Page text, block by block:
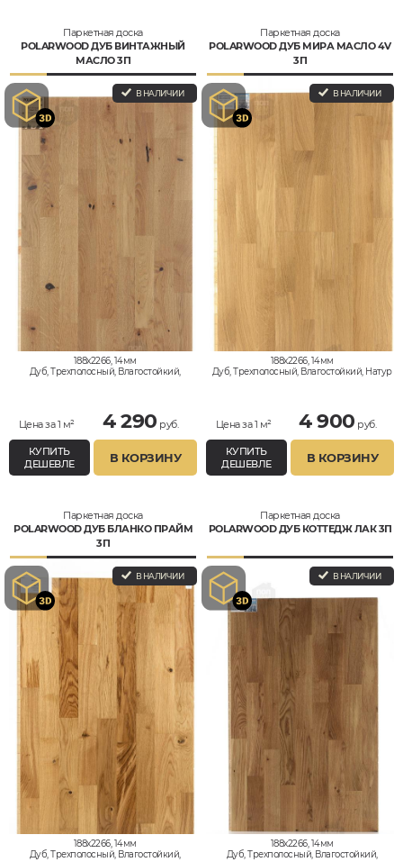
Паркетная доска
POLARWOOD ДУБ ВИНТАЖНЫЙ
МАСЛО 3П
В НАЛИЧИИ
188x2266, 14мм
Дуб, Трехполосный, Влагостойкий,
Цена за 1 м² 4 290 руб.
КУПИТЬ
ДЕШЕВЛЕ
В КОРЗИНУ
Паркетная доска
POLARWOOD ДУБ МИРА МАСЛО 4V
3П
В НАЛИЧИИ
188x2266, 14мм
Дуб, Трехполосный, Влагостойкий, Натур
Цена за 1 м² 4 900 руб.
КУПИТЬ
ДЕШЕВЛЕ
В КОРЗИНУ
Паркетная доска
POLARWOOD ДУБ БЛАНКО ПРАЙМ
3П
В НАЛИЧИИ
188x2266, 14мм
Дуб, Трехполосный, Влагостойкий,
Паркетная доска
POLARWOOD ДУБ КОТТЕДЖ ЛАК 3П
В НАЛИЧИИ
188x2266, 14мм
Дуб, Трехполосный, Влагостойкий,